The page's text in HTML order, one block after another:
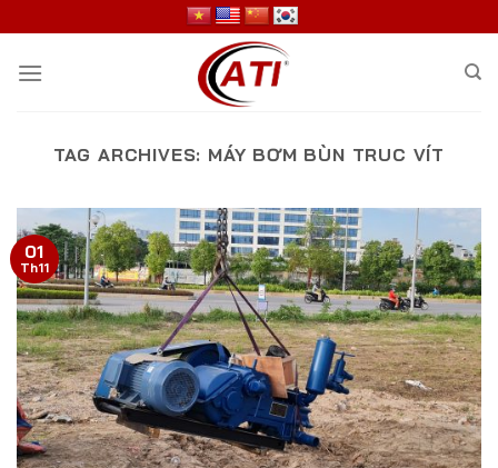
to
content
TAG ARCHIVES: MÁY BƠM BÙN TRUC VÍT
01
Th11